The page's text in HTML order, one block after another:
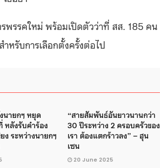
พรรคใหม่ พร้อมเปิดตัวว่าที่ สส. 185 คน
หรับการเลือกตั้งครั้งต่อไป
นายกฯ หยุด
หลังรับคำร้อง
ง ระหว่างนายกฯ
“สายสัมพันธ์อันยาวนานกว่า
30 ปีระหว่าง 2 ครอบครัวของ
เรา ต้องแตกร้าวลง” – ฮุน
เซน
20 June 2025